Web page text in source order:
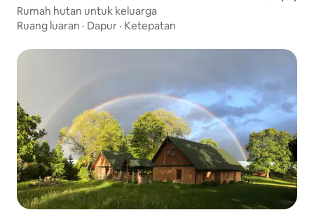
Rumah hutan untuk keluarga
Ruang luaran · Dapur · Ketepatan